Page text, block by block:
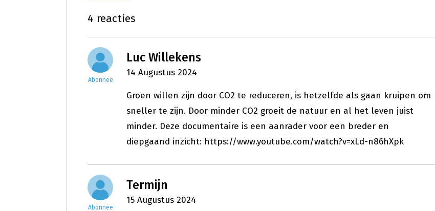
4 reacties
Abonnee
Luc Willekens
14 Augustus 2024
Groen willen zijn door CO2 te reduceren, is hetzelfde als gaan kruipen om
sneller te zijn. Door minder CO2 groeit de natuur en al het leven juist
minder. Deze documentaire is een aanrader voor een breder en
diepgaand inzicht: https://www.youtube.com/watch?v=xLd-n86hXpk
Abonnee
Termijn
15 Augustus 2024